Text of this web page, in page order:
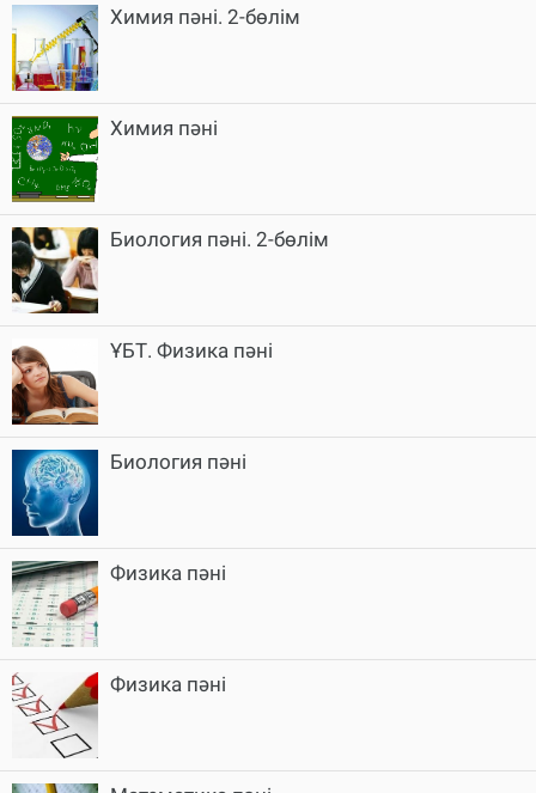
Химия пәні. 2-бөлім
Химия пәні
Биология пәні. 2-бөлім
ҰБТ. Физика пәні
Биология пәні
Физика пәні
Физика пәні